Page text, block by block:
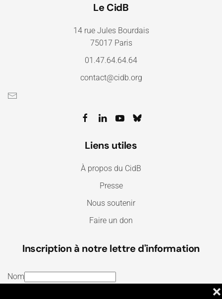
❌
Le CidB
14 rue Jules Bourdais
75017 Paris
01.47.64.64.64
contact@cidb.org
Liens utiles
À propos du CidB
Presse
Nous soutenir
Faire un don
Inscription à notre lettre d'information
Nom